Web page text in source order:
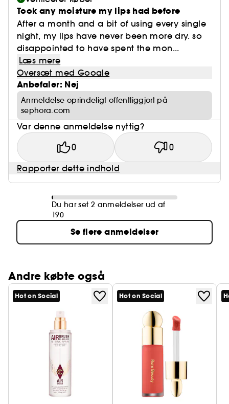
Took any moisture my lips had before
After a month and a bit of using every single
night, my lips have never been more dry. so
disappointed to have spent the mon...
Læs mere
Oversæt med Google
Anbefaler: Nej
Anmeldelse oprindeligt offentliggjort på
sephora.com
Var denne anmeldelse nyttig?
0 0
Rapporter dette indhold
Du har set 2 anmeldelser ud af
190
Se flere anmeldelser
Andre købte også
Hot on Social Hot on Social